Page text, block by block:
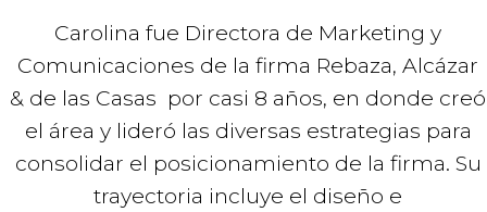
Carolina fue Directora de Marketing y
Comunicaciones de la firma Rebaza, Alcázar
& de las Casas por casi 8 años, en donde creó
el área y lideró las diversas estrategias para
consolidar el posicionamiento de la firma. Su
trayectoria incluye el diseño e